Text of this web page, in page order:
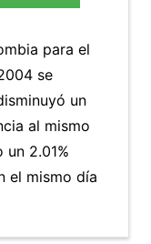
para el
se
un
al mismo
2.01%
el mismo día